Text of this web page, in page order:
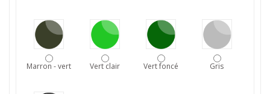
Marron - vert Vert clair Vert foncé Gris